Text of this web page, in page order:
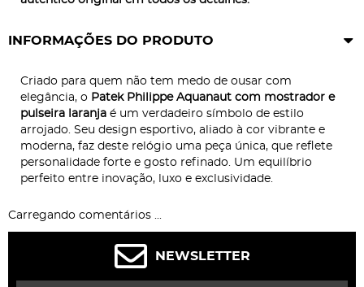
INFORMAÇÕES DO PRODUTO
Criado para quem não tem medo de ousar com
elegância, o Patek Philippe Aquanaut com mostrador e
pulseira laranja é um verdadeiro símbolo de estilo
arrojado. Seu design esportivo, aliado à cor vibrante e
moderna, faz deste relógio uma peça única, que reflete
personalidade forte e gosto refinado. Um equilíbrio
perfeito entre inovação, luxo e exclusividade.
Carregando comentários ...
NEWSLETTER